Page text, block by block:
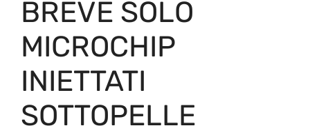
BREVE SOLO
MICROCHIP
INIETTATI
SOTTOPELLE